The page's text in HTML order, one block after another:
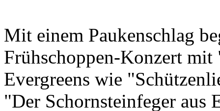
Mit einem Paukenschlag
Frühschoppen-Konzert
Evergreens wie
"Der Schornsteinfeger aus